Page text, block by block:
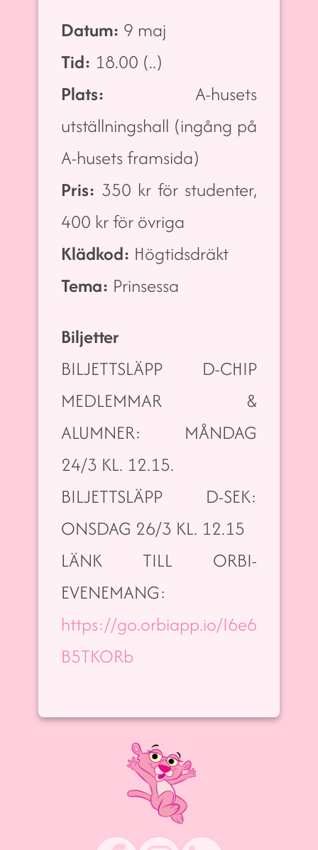
Datum: 9 maj
Tid: 18.00 (..)
Plats: A-husets
utställningshall (ingång på
A-husets framsida)
Pris: 350 kr för studenter,
400 kr för övriga
Klädkod: Högtidsdräkt
Tema: Prinsessa
Biljetter
BILJETTSLÄPP D-CHIP
MEDLEMMAR &
ALUMNER: MÅNDAG
24/3 KL. 12.15.
BILJETTSLÄPP D-SEK:
ONSDAG 26/3 KL. 12.15
LÄNK TILL ORBI-
EVENEMANG:
https://go.orbiapp.io/I6e6
B5TKORb